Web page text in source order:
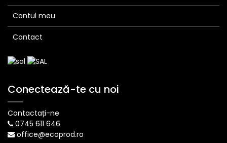
Contul meu
Contact
Conectează-te cu noi
Contactați-ne
0745 611 646
office@ecoprod.ro